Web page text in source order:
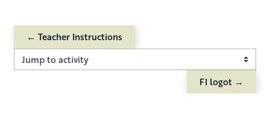
← Teacher Instructions
Jump to activity
FI logot →